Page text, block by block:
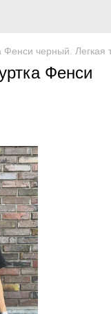
черный. Легкая
Фенси